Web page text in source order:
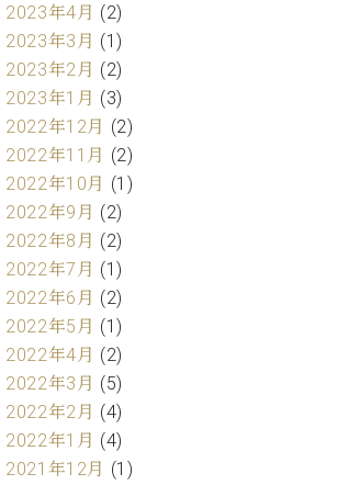
2023年4月 (2)
2023年3月 (1)
2023年2月 (2)
2023年1月 (3)
2022年12月 (2)
2022年11月 (2)
2022年10月 (1)
2022年9月 (2)
2022年8月 (2)
2022年7月 (1)
2022年6月 (2)
2022年5月 (1)
2022年4月 (2)
2022年3月 (5)
2022年2月 (4)
2022年1月 (4)
2021年12月 (1)